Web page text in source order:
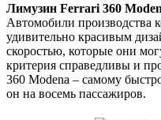
Лимузин Ferrari 360
Автомобили производства
удивительно красивым
скоростью, которые они
критерия справедливы и
360 Modena – самому
он на восемь пассажиров.